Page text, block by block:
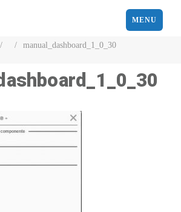
MENU
/ / manual_dashboard_1_0_30